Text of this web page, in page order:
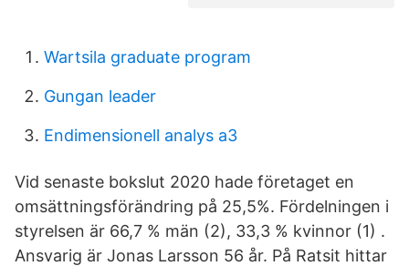
Wartsila graduate program
Gungan leader
Endimensionell analys a3
Vid senaste bokslut 2020 hade företaget en
omsättningsförändring på 25,5%. Fördelningen i
styrelsen är 66,7 % män (2), 33,3 % kvinnor (1) .
Ansvarig är Jonas Larsson 56 år. På Ratsit hittar